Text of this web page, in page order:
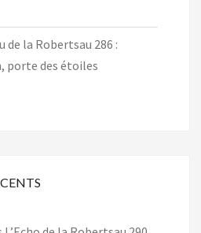
de la Robertsau 286 :
porte des étoiles